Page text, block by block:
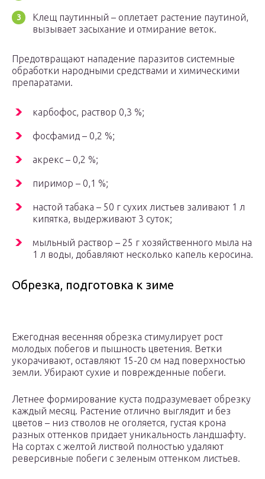
Клещ паутинный – оплетает растение паутиной,
вызывает засыхание и отмирание веток.
Предотвращают нападение паразитов системные
обработки народными средствами и химическими
препаратами.
карбофос, раствор 0,3 %;
фосфамид – 0,2 %;
акрекс – 0,2 %;
пиримор – 0,1 %;
настой табака – 50 г сухих листьев заливают 1 л
кипятка, выдерживают 3 суток;
мыльный раствор – 25 г хозяйственного мыла на
1 л воды, добавляют несколько капель керосина.
Обрезка, подготовка к зиме
Ежегодная весенняя обрезка стимулирует рост
молодых побегов и пышность цветения. Ветки
укорачивают, оставляют 15-20 см над поверхностью
земли. Убирают сухие и поврежденные побеги.
Летнее формирование куста подразумевает обрезку
каждый месяц. Растение отлично выглядит и без
цветов – низ стволов не оголяется, густая крона
разных оттенков придает уникальность ландшафту.
На сортах с желтой листвой полностью удаляют
реверсивные побеги с зеленым оттенком листьев.